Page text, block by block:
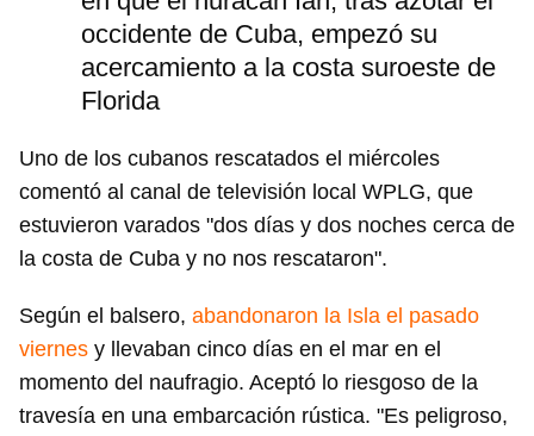
occidente de Cuba, empezó su
acercamiento a la costa suroeste de
Florida
Uno de los cubanos rescatados el miércoles
comentó al canal de televisión local WPLG, que
estuvieron varados "dos días y dos noches cerca de
la costa de Cuba y no nos rescataron".
Según el balsero, abandonaron la Isla el pasado
viernes y llevaban cinco días en el mar en el
momento del naufragio. Aceptó lo riesgoso de la
travesía en una embarcación rústica. "Es peligroso,